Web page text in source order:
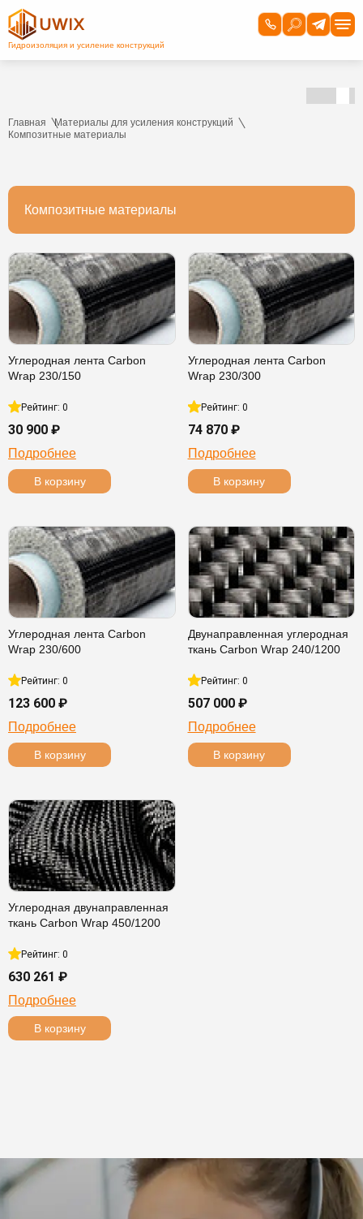
Главная
Материалы для усиления конструкций
Композитные материалы
Композитные материалы
Углеродная лента Carbon
Wrap 230/150
Рейтинг: 0
30 900 ₽
Подробнее
В корзину
Углеродная лента Carbon
Wrap 230/300
Рейтинг: 0
74 870 ₽
Подробнее
В корзину
Углеродная лента Carbon
Wrap 230/600
Рейтинг: 0
123 600 ₽
Подробнее
В корзину
Двунаправленная углеродная
ткань Carbon Wrap 240/1200
Рейтинг: 0
507 000 ₽
Подробнее
В корзину
Углеродная двунаправленная
ткань Carbon Wrap 450/1200
Рейтинг: 0
630 261 ₽
Подробнее
В корзину